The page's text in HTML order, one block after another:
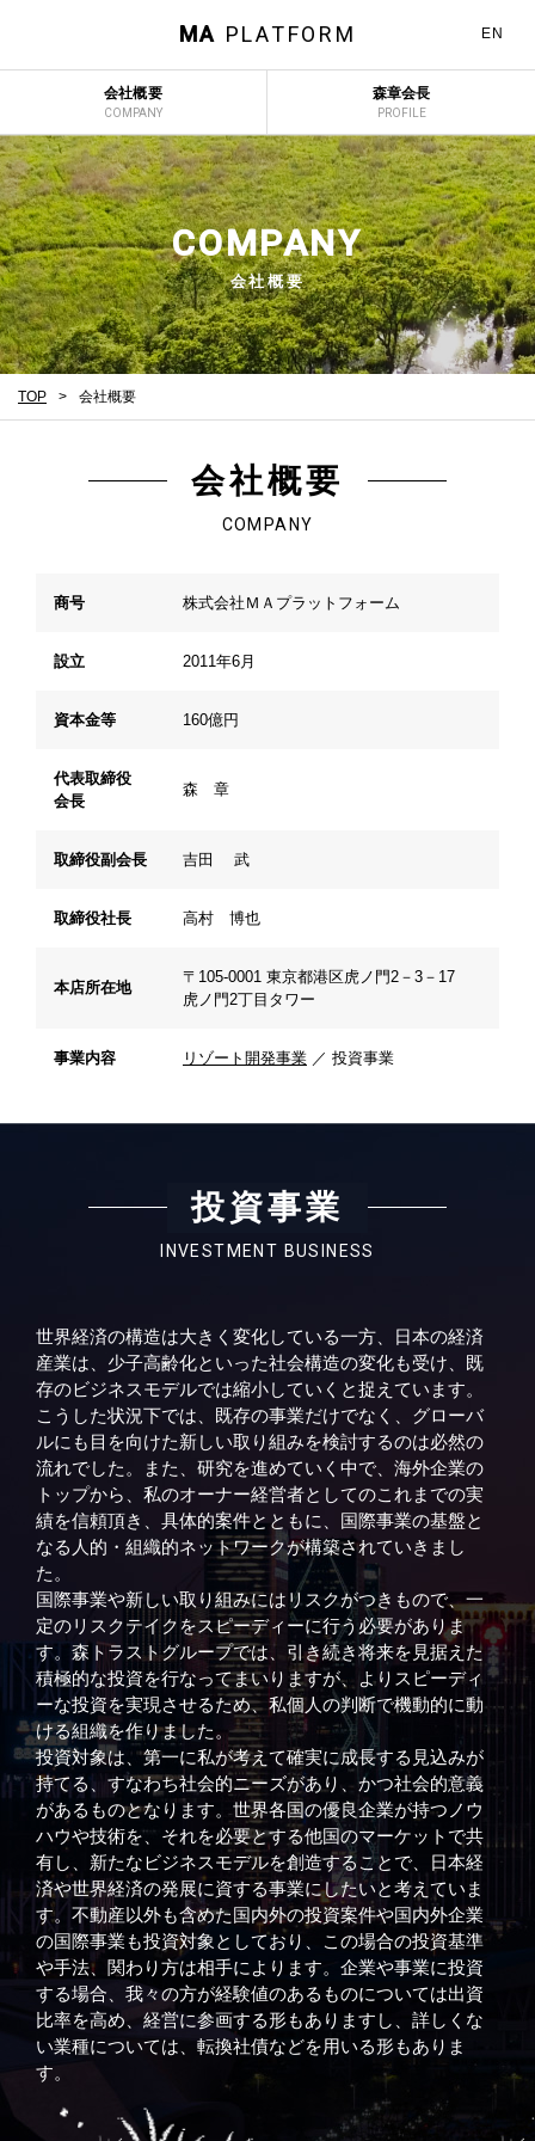
MA PLATFORM
会社概要
COMPANY
森章会長
PROFILE
EN
COMPANY
会社概要
TOP 会社概要
会社概要
COMPANY
商号 株式会社ＭＡプラットフォーム
設立 2011年6月
資本金等 160億円
代表取締役
会長
森 章
取締役副会長 吉田 武
取締役社長 高村 博也
本店所在地
〒105-0001 東京都港区虎ノ門2－3－17
虎ノ門2丁目タワー
事業内容 リゾート開発事業 ／ 投資事業
投資事業
INVESTMENT BUSINESS
世界経済の構造は大きく変化している一方、日本の経済
産業は、少子高齢化といった社会構造の変化も受け、既
存のビジネスモデルでは縮小していくと捉えています。
こうした状況下では、既存の事業だけでなく、グローバ
ルにも目を向けた新しい取り組みを検討するのは必然の
流れでした。また、研究を進めていく中で、海外企業の
トップから、私のオーナー経営者としてのこれまでの実
績を信頼頂き、具体的案件とともに、国際事業の基盤と
なる人的・組織的ネットワークが構築されていきまし
た。
国際事業や新しい取り組みにはリスクがつきもので、一
定のリスクテイクをスピーディーに行う必要がありま
す。森トラストグループでは、引き続き将来を見据えた
積極的な投資を行なってまいりますが、よりスピーディ
ーな投資を実現させるため、私個人の判断で機動的に動
ける組織を作りました。
投資対象は、第一に私が考えて確実に成長する見込みが
持てる、すなわち社会的ニーズがあり、かつ社会的意義
があるものとなります。世界各国の優良企業が持つノウ
ハウや技術を、それを必要とする他国のマーケットで共
有し、新たなビジネスモデルを創造することで、日本経
済や世界経済の発展に資する事業にしたいと考えていま
す。不動産以外も含めた国内外の投資案件や国内外企業
の国際事業も投資対象としており、この場合の投資基準
や手法、関わり方は相手によります。企業や事業に投資
する場合、我々の方が経験値のあるものについては出資
比率を高め、経営に参画する形もありますし、詳しくな
い業種については、転換社債などを用いる形もありま
す。